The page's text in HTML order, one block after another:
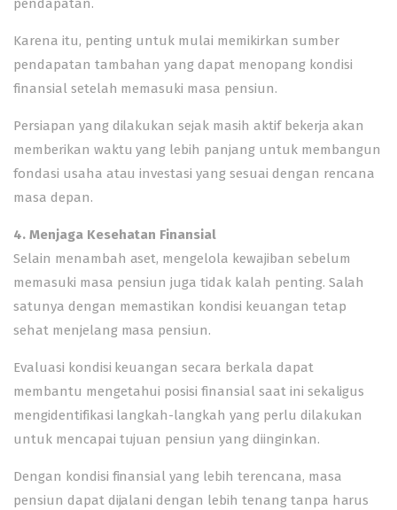
pendapatan.
Karena itu, penting untuk mulai memikirkan sumber
pendapatan tambahan yang dapat menopang kondisi
finansial setelah memasuki masa pensiun.
Persiapan yang dilakukan sejak masih aktif bekerja akan
memberikan waktu yang lebih panjang untuk membangun
fondasi usaha atau investasi yang sesuai dengan rencana
masa depan.
4. Menjaga Kesehatan Finansial
Selain menambah aset, mengelola kewajiban sebelum
memasuki masa pensiun juga tidak kalah penting. Salah
satunya dengan memastikan kondisi keuangan tetap
sehat menjelang masa pensiun.
Evaluasi kondisi keuangan secara berkala dapat
membantu mengetahui posisi finansial saat ini sekaligus
mengidentifikasi langkah-langkah yang perlu dilakukan
untuk mencapai tujuan pensiun yang diinginkan.
Dengan kondisi finansial yang lebih terencana, masa
pensiun dapat dijalani dengan lebih tenang tanpa harus